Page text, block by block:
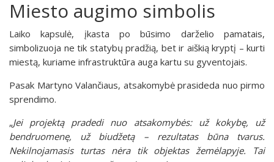
Miesto augimo simbolis
Laiko kapsulė, įkasta po būsimo darželio pamatais,
simbolizuoja ne tik statybų pradžią, bet ir aiškią kryptį – kurti
miestą, kuriame infrastruktūra auga kartu su gyventojais.
Pasak Martyno Valančiaus, atsakomybė prasideda nuo pirmo
sprendimo.
„Jei projektą pradedi nuo atsakomybės: už kokybę, už
bendruomenę, už biudžetą – rezultatas būna tvarus.
Nekilnojamasis turtas nėra tik objektas žemėlapyje. Tai